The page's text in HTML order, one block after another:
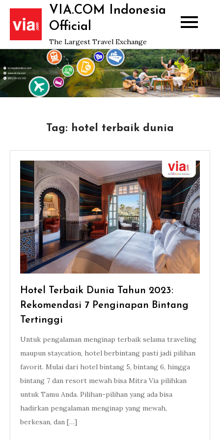
Skip
content
VIA.COM Indonesia
Official
The Largest Travel Exchange
Tag: hotel terbaik dunia
Hotel Terbaik Dunia Tahun 2023:
Rekomendasi 7 Penginapan Bintang
Tertinggi
Untuk pengalaman menginap terbaik selama traveling
maupun staycation, hotel berbintang pasti jadi pilihan
favorit. Mulai dari hotel bintang 5, bintang 6, hingga
bintang 7 dan resort mewah bisa Mitra Via pilihkan
untuk Tamu Anda. Pilihan-pilihan yang ada bisa
hadirkan pengalaman menginap yang mewah,
berkesan, dan […]